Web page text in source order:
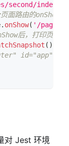
second/index'
路由的onShow生
. onShow( '/pages/
后，打印页面内
( )
id="app">...
对 Jest 环境